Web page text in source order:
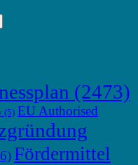
(2473)
(5) EU Authorised
Fördermittel